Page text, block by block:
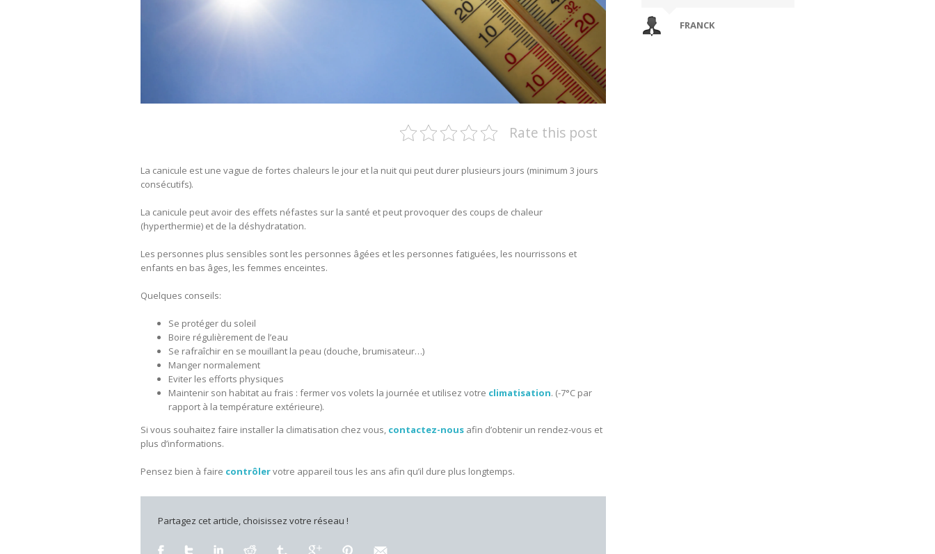
Rate this post
La canicule est une vague de fortes chaleurs le jour et la nuit qui peut durer plusieurs jours (minimum 3 jours
consécutifs).
La canicule peut avoir des effets néfastes sur la santé et peut provoquer des coups de chaleur
(hyperthermie) et de la déshydratation.
Les personnes plus sensibles sont les personnes âgées et les personnes fatiguées, les nourrissons et
enfants en bas âges, les femmes enceintes.
Quelques conseils:
Se protéger du soleil
Boire régulièrement de l’eau
Se rafraîchir en se mouillant la peau (douche, brumisateur…)
Manger normalement
Eviter les efforts physiques
Maintenir son habitat au frais : fermer vos volets la journée et utilisez votre climatisation. (-7°C par
rapport à la température extérieure).
Si vous souhaitez faire installer la climatisation chez vous, contactez-nous afin d’obtenir un rendez-vous et
plus d’informations.
Pensez bien à faire contrôlervotre appareil tous les ans afin qu’il dure plus longtemps.
Partagez cet article, choisissez votre réseau !
FRANCK